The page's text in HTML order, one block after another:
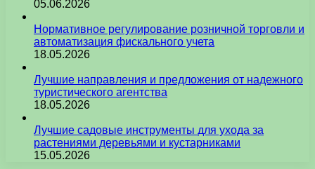
05.06.2026
Нормативное регулирование розничной торговли и
автоматизация фискального учета
18.05.2026
Лучшие направления и предложения от надежного
туристического агентства
18.05.2026
Лучшие садовые инструменты для ухода за
растениями деревьями и кустарниками
15.05.2026